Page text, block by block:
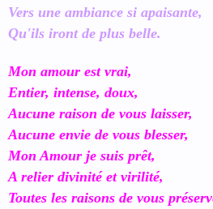
Vers une ambiance si apaisante,
Qu'ils iront de plus belle.
Mon amour est vrai,
Entier, intense, doux,
Aucune raison de vous laisser,
Aucune envie de vous blesser,
Mon Amour je suis prêt,
A relier divinité et virilité,
Toutes les raisons de vous